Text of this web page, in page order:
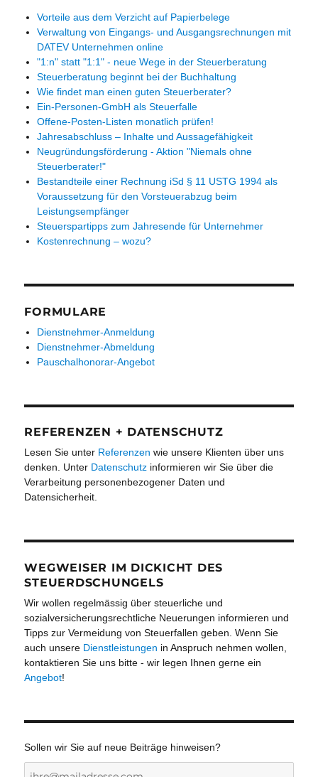
Vorteile aus dem Verzicht auf Papierbelege
Verwaltung von Eingangs- und Ausgangsrechnungen mit
DATEV Unternehmen online
"1:n" statt "1:1" - neue Wege in der Steuerberatung
Steuerberatung beginnt bei der Buchhaltung
Wie findet man einen guten Steuerberater?
Ein-Personen-GmbH als Steuerfalle
Offene-Posten-Listen monatlich prüfen!
Jahresabschluss – Inhalte und Aussagefähigkeit
Neugründungsförderung - Aktion "Niemals ohne
Steuerberater!"
Bestandteile einer Rechnung iSd § 11 USTG 1994 als
Voraussetzung für den Vorsteuerabzug beim
Leistungsempfänger
Steuerspartipps zum Jahresende für Unternehmer
Kostenrechnung – wozu?
FORMULARE
Dienstnehmer-Anmeldung
Dienstnehmer-Abmeldung
Pauschalhonorar-Angebot
REFERENZEN + DATENSCHUTZ
Lesen Sie unter Referenzen wie unsere Klienten über uns
denken. Unter Datenschutz informieren wir Sie über die
Verarbeitung personenbezogener Daten und
Datensicherheit.
WEGWEISER IM DICKICHT DES
STEUERDSCHUNGELS
Wir wollen regelmässig über steuerliche und
sozialversicherungsrechtliche Neuerungen informieren und
Tipps zur Vermeidung von Steuerfallen geben. Wenn Sie
auch unsere Dienstleistungen in Anspruch nehmen wollen,
kontaktieren Sie uns bitte - wir legen Ihnen gerne ein
Angebot!
Sollen wir Sie auf neue Beiträge hinweisen?